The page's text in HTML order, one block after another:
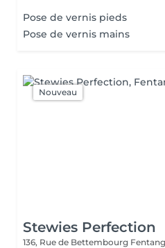
Pose de vernis pieds
Pose de vernis mains
Nouveau
Stewies Perfection
136, Rue de Bettembourg